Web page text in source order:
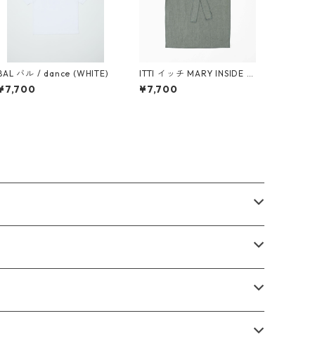
BAL バル / dance (WHITE)
ITTI イッチ MARY INSIDE O
UT TOTE - L / CERATO BRI
GHT - 26Q1
¥7,700